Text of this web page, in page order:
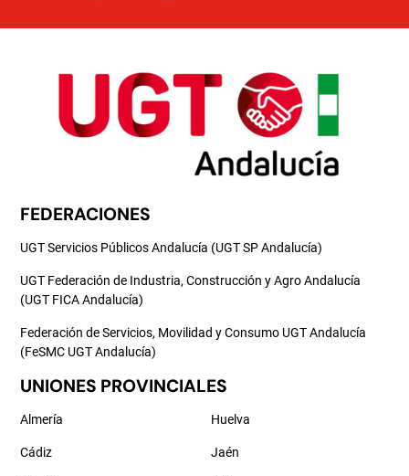
FEDERACIONES
UGT Servicios Públicos Andalucía (UGT SP Andalucía)
UGT Federación de Industria, Construcción y Agro Andalucía
(UGT FICA Andalucía)
Federación de Servicios, Movilidad y Consumo UGT Andalucía
(FeSMC UGT Andalucía)
UNIONES PROVINCIALES
Almería
Cádiz
Huelva
Jaén